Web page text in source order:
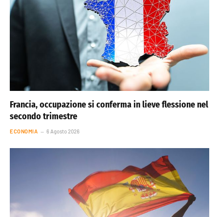
Francia, occupazione si conferma in lieve flessione nel
secondo trimestre
ECONOMIA 6 Agosto 2026